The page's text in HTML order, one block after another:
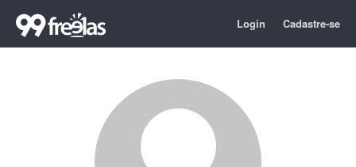
Login Cadastre-se